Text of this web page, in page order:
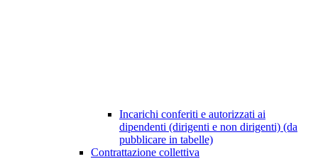
Incarichi conferiti e autorizzati ai
dipendenti (dirigenti e non dirigenti) (da
pubblicare in tabelle)
Contrattazione collettiva